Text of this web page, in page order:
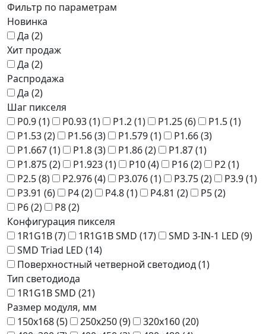
Фильтр по параметрам
Новинка
Да (2)
Хит продаж
Да (2)
Распродажа
Да (2)
Шаг пикселя
P0.9 (1) P0.93 (1) P1.2 (1) P1.25 (6) P1.5 (1)
P1.53 (2) P1.56 (3) P1.579 (1) P1.66 (3)
P1.667 (1) P1.8 (3) P1.86 (2) P1.87 (1)
P1.875 (2) P1.923 (1) P10 (4) P16 (2) P2 (1)
P2.5 (8) P2.976 (4) P3.076 (1) P3.75 (2) P3.9 (1)
P3.91 (6) P4 (2) P4.8 (1) P4.81 (2) P5 (2)
P6 (2) P8 (2)
Конфигурация пикселя
1R1G1B (7) 1R1G1B SMD (17) SMD 3-IN-1 LED (9)
SMD Triad LED (14)
Поверхностный четверной светодиод (1)
Тип светодиода
1R1G1B SMD (21)
Размер модуля, мм
150x168 (5) 250x250 (9) 320x160 (20)